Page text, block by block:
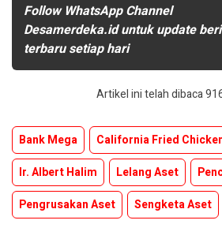
Follow WhatsApp Channel
Desamerdeka.id untuk update
terbaru setiap hari
Artikel ini telah dibaca
Bank Mega
California Fried
Ir. Albert Halim
Lelang Aset
Pengrusakan Aset
Sengketa Aset